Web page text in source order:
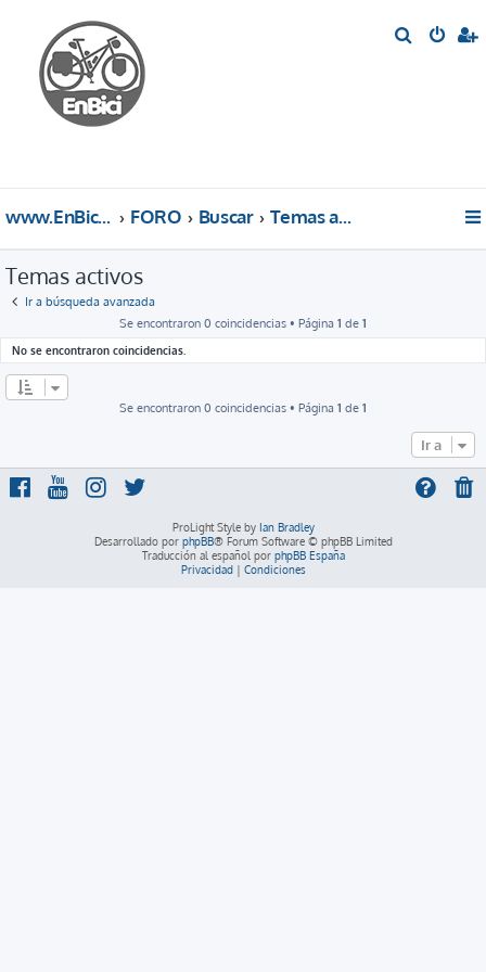
www.EnBici.eu FORO Buscar Temas activos
Temas activos
Ir a búsqueda avanzada
Se encontraron 0 coincidencias • Página 1 de 1
No se encontraron coincidencias.
Se encontraron 0 coincidencias • Página 1 de 1
Ir a
ProLight Style by Ian Bradley
Desarrollado por phpBB® Forum Software © phpBB Limited
Traducción al español por phpBB España
Privacidad| Condiciones